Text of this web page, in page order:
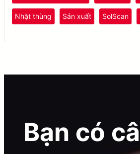
Nhặt thùng Sản xuất SolScan
Bạn có